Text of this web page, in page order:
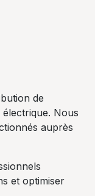
de
Nous
auprès
et optimiser